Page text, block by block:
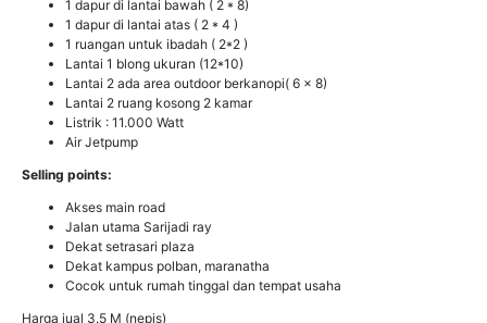
1 dapur di lantai bawah ( 2 * 8)
1 dapur di lantai atas ( 2 * 4 )
1 ruangan untuk ibadah ( 2*2 )
Lantai 1 blong ukuran (12*10)
Lantai 2 ada area outdoor berkanopi( 6 x 8)
Lantai 2 ruang kosong 2 kamar
Listrik : 11.000 Watt
Air Jetpump
Selling points:
Akses main road
Jalan utama Sarijadi ray
Dekat setrasari plaza
Dekat kampus polban, maranatha
Cocok untuk rumah tinggal dan tempat usaha
Harga jual 3.5 M (nepis)